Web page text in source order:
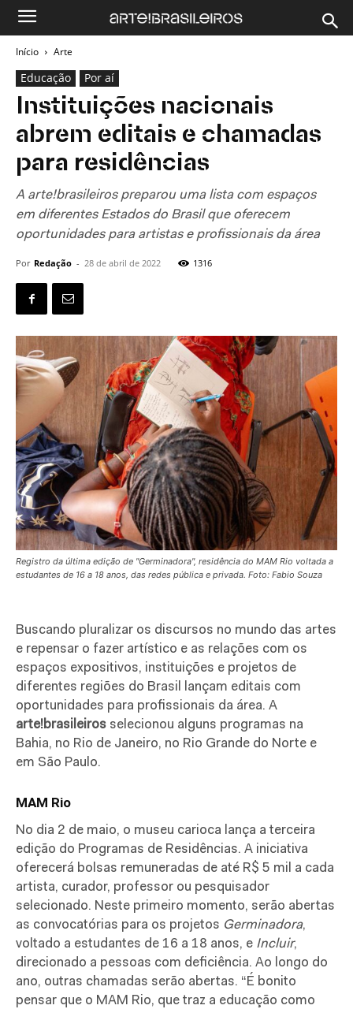
Início Arte
Educação Por aí
Instituições nacionais
abrem editais e chamadas
para residências
A arte!brasileiros preparou uma lista com espaços
em diferentes Estados do Brasil que oferecem
oportunidades para artistas e profissionais da área
Por Redação - 28 de abril de 2022 1316
Registro da última edição de "Germinadora", residência do MAM Rio voltada a
estudantes de 16 a 18 anos, das redes pública e privada. Foto: Fabio Souza
Buscando pluralizar os discursos no mundo das artes
e repensar o fazer artístico e as relações com os
espaços expositivos, instituições e projetos de
diferentes regiões do Brasil lançam editais com
oportunidades para profissionais da área. A
arte!brasileiros selecionou alguns programas na
Bahia, no Rio de Janeiro, no Rio Grande do Norte e
em São Paulo.
MAM Rio
No dia 2 de maio, o museu carioca lança a terceira
edição do Programas de Residências. A iniciativa
oferecerá bolsas remuneradas de até R$ 5 mil a cada
artista, curador, professor ou pesquisador
selecionado. Neste primeiro momento, serão abertas
as convocatórias para os projetos Germinadora,
voltado a estudantes de 16 a 18 anos, e Incluir,
direcionado a pessoas com deficiência. Ao longo do
ano, outras chamadas serão abertas. “É bonito
pensar que o MAM Rio, que traz a educação como